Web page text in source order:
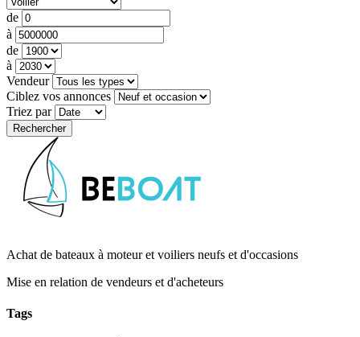
de
à
de
à
Vendeur
Ciblez vos annonces
Triez par
Achat de bateaux à moteur et voiliers neufs et d'occasions
Mise en relation de vendeurs et d'acheteurs
Tags